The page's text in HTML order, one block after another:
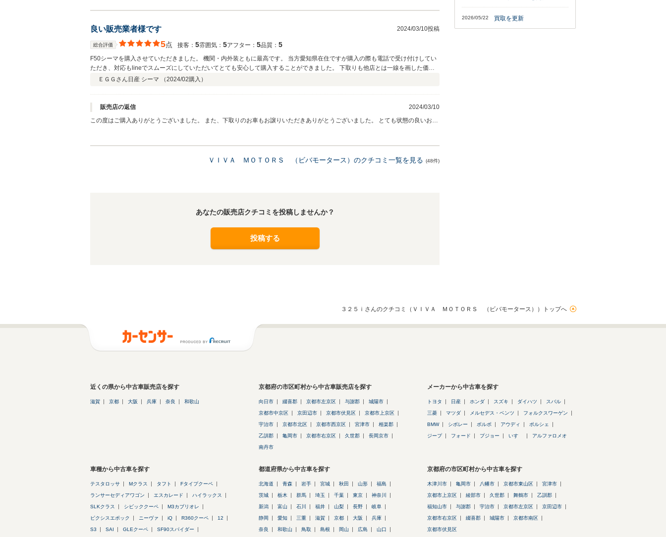
良い販売業者様です 2024/03/10投稿
総合評価 5点 接客： 5雰囲気： 5アフター： 5品質： 5
F50シーマを購入させていただきました。 機関・内外装ともに最高です。 当方愛知県在住ですが購入の際も電話で受け付けしてい
ただき、対応もlineでスムーズにしていただいてとても安心して購入することができました。 下取りも他店とは一線を画した価格
で買い取っていただいて、お得に購入することができとても満足です。 また中古車を購入する際はお世話になりたいと思います。
ＥＧＧさん 日産 シーマ （2024/02購入）
販売店の返信
2024/03/10
この度はご購入ありがとうございました。 また、下取りのお車もお譲りいただきありがとうございました。 とても状態の良いお車
ＶＩＶＡ ＭＯＴＯＲＳ （ビバモータース）のクチコミ一覧を見る (48件)
あなたの販売店クチコミを投稿しませんか？
投稿する
2026/05/22 買取を更新
３２５ｉさんのクチコミ（ＶＩＶＡ ＭＯＴＯＲＳ （ビバモータース））トップへ
近くの県から中古車販売店を探す
滋賀 京都 大阪 兵庫 奈良 和歌山
京都府の市区町村から中古車販売店を探す
向日市 綴喜郡 京都市左京区 与謝郡 城陽市
京都市中京区 京田辺市 京都市伏見区 京都市上京区
宇治市 京都市北区 京都市西京区 宮津市 相楽郡
乙訓郡 亀岡市 京都市右京区 久世郡 長岡京市
南丹市
メーカーから中古車を探す
トヨタ 日産 ホンダ スズキ ダイハツ スバル
三菱 マツダ メルセデス・ベンツ フォルクスワーゲン
BMW シボレー ボルボ アウディ ポルシェ
ジープ フォード プジョー いすゞ アルファロメオ
車種から中古車を探す
テスタロッサ Mクラス タフト Fタイプクーペ
ランサーセディアワゴン エスカレード ハイラックス
SLKクラス シビッククーペ M3カブリオレ
ピクシスエポック ニーヴァ iQ R360クーペ 12
S3 SAI GLEクーペ SF90スパイダー
都道府県から中古車を探す
北海道 青森 岩手 宮城 秋田 山形 福島
茨城 栃木 群馬 埼玉 千葉 東京 神奈川
新潟 富山 石川 福井 山梨 長野 岐阜
静岡 愛知 三重 滋賀 京都 大阪 兵庫
奈良 和歌山 鳥取 島根 岡山 広島 山口
京都府の市区町村から中古車を探す
木津川市 亀岡市 八幡市 京都市東山区 宮津市
京都市上京区 綾部市 久世郡 舞鶴市 乙訓郡
福知山市 与謝郡 宇治市 京都市左京区 京田辺市
京都市右京区 綴喜郡 城陽市 京都市南区
京都市伏見区